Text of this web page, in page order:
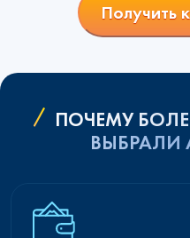
Получить
ПОЧЕМУ
ВЫБРАЛИ